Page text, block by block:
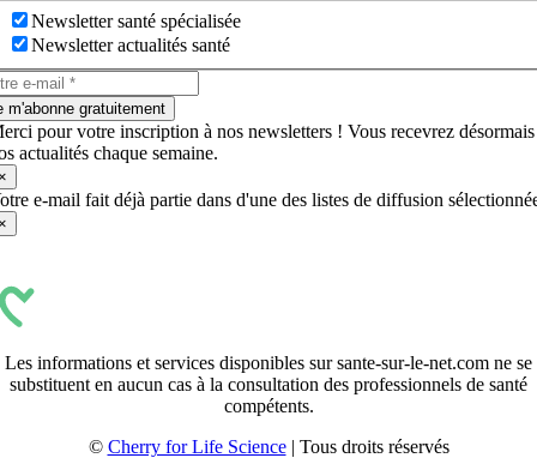
Newsletter santé spécialisée
Newsletter actualités santé
m'abonne gratuitement
pour votre inscription à nos newsletters ! Vous recevrez désormais
actualités chaque semaine.
e-mail fait déjà partie dans d'une des listes de diffusion
Les informations et services disponibles sur sante-sur-le-net.com ne se
substituent en aucun cas à la consultation des professionnels de santé
compétents.
© Cherry for Life Science| Tous droits réservés